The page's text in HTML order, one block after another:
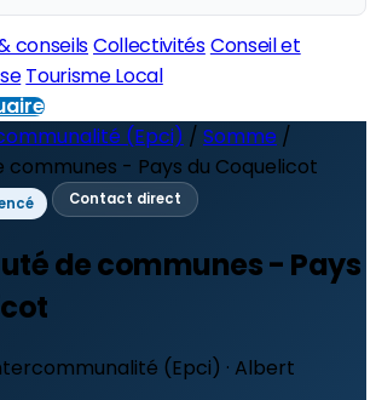
conseilsCollectivitésConseil et
Tourisme Local
(Epci) / Somme /
communes - Pays du Coquelicot
Contact direct
de communes - Pays
(Epci) · Albert